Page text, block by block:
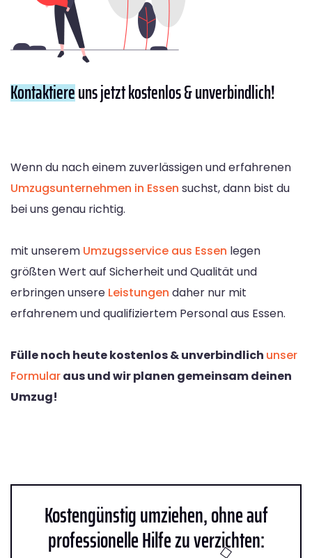
Kontaktiereuns jetzt kostenlos & unverbindlich!
Wenn du nach einem zuverlässigen und erfahrenen
Umzugsunternehmen in Essen suchst, dann bist du
bei uns genau richtig.
mit unserem Umzugsservice aus Essen legen
größten Wert auf Sicherheit und Qualität und
erbringen unsere Leistungen daher nur mit
erfahrenem und qualifiziertem Personal aus Essen.
Fülle noch heute kostenlos & unverbindlich unser
Formularaus und wir planen gemeinsam deinen
Umzug!
Kostengünstig umziehen, ohne auf
professionelle Hilfe zu verzichten: